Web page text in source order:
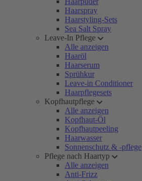
Haarspray
Haarstyling-Sets
Sea Salt Spray
Leave-In Pflege
Alle anzeigen
Haaröl
Haarserum
Sprühkur
Leave-in Conditioner
Haarpflegesets
Kopfhautpflege
Alle anzeigen
Kopfhaut-Öl
Kopfhautpeeling
Haarwasser
Sonnenschutz & -pflege
Pflege nach Haartyp
Alle anzeigen
Anti-Frizz